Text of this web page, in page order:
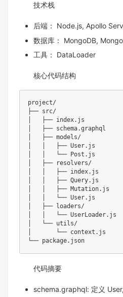
技术栈
后端： Node.js, Apollo
数据库： MongoDB,
工具： DataLoader
核心代码结构
project/
├── src/
│   ├──
│   ├──
│   ├──
│   │   ├── User.js
│   │   └── Post.js
│   ├──
│   │   ├──
│   │   ├── Query.js
│   │   ├── Mutation.js
│   │   └──
│   ├──
│   │   └── UserLoader.js
│   └──
│       └──
代码摘要
schema.graphql: 定义